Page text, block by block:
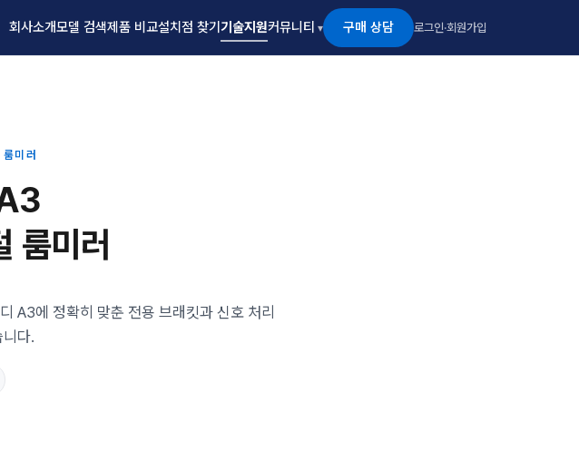
회사소개모델 검색제품 비교설치점 찾기 기술지원커뮤니티 구매 상담 로그인·회원가입
미러
룸미러
A3에 정확히 맞춘 전용 브래킷과 신호 처리
다.